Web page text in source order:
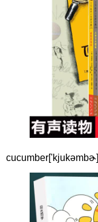
cucumber['kjukəmbɚ]